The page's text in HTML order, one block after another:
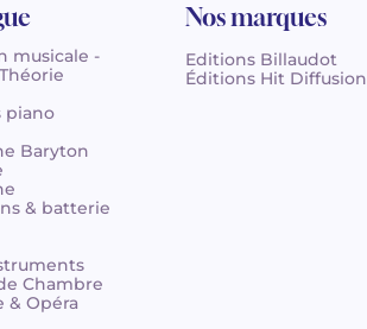
musicale -
piano
Baryton
& batterie
Chambre
& Opéra
Nos marques
Editions Billaudot
Éditions Hit Diffusion